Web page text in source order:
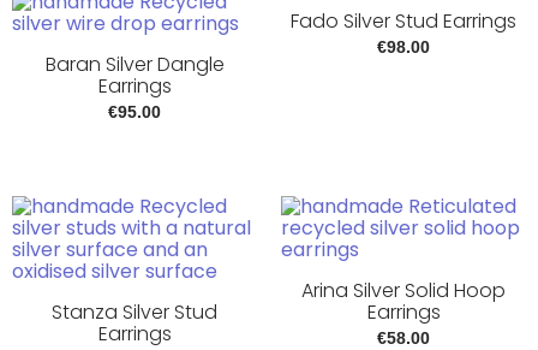
Baran Silver Dangle
Earrings
€95.00
Fado Silver Stud Earrings
€98.00
Stanza Silver Stud
Earrings
Arina Silver Solid Hoop
Earrings
€58.00